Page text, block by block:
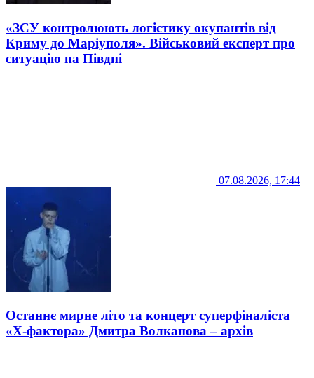
«ЗСУ контролюють логістику окупантів від
Криму до Маріуполя». Військовий експерт про
ситуацію на Півдні
07.08.2026, 17:44
Останнє мирне літо та концерт суперфіналіста
«Х-фактора» Дмитра Волканова – архів